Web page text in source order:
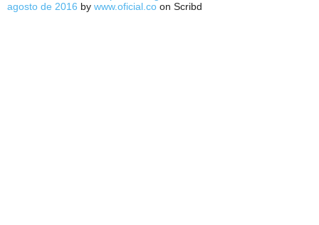
agosto de 2016 by www.oficial.co on Scribd